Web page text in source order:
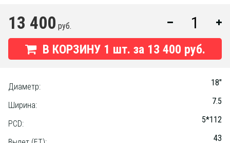
13 400 руб.
В КОРЗИНУ 1 шт. за 13 400 руб.
Диаметр: 18"
Ширина: 7.5
PCD: 5*112
43